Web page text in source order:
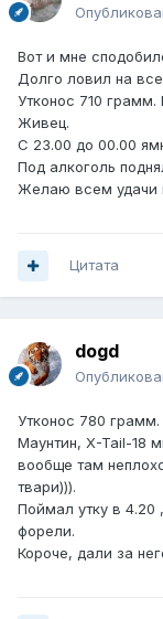
Вот и мне
Долго ловил на
Утконос 710
Живец.
С 23.00 до 00.00
Под алкоголь
Желаю всем удачи
Цитата
dogd
Утконос 780
Маунтин, X-Tail-18
вообще там
твари))).
Поймал утку в 4.20
форели.
Короче, дали за